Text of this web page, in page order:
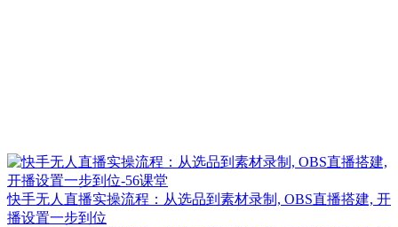
快手无人直播实操流程：从选品到素材录制, OBS直播搭建, 开
播设置一步到位